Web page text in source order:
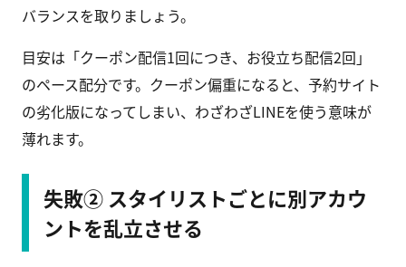
バランスを取りましょう。
目安は「クーポン配信1回につき、お役立ち配信2回」
のペース配分です。クーポン偏重になると、予約サイト
の劣化版になってしまい、わざわざLINEを使う意味が
薄れます。
失敗② スタイリストごとに別アカウ
ントを乱立させる